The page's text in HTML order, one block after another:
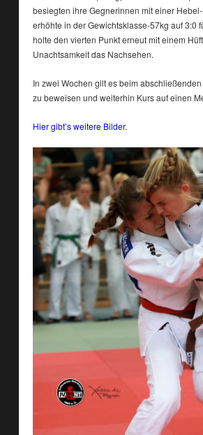
besiegten ihre Gegnerinnen mit einer
erhöhte in der Gewichtsklasse-57kg auf 3:0
holte den vierten Punkt erneut mit einem
Unachtsamkeit das Nachsehen.
In zwei Wochen gilt es beim
zu beweisen und weiterhin Kurs auf einen
Hier gibt’s weitere Bilder.